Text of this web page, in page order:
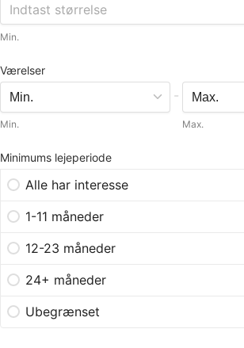
Min.
Værelser
Min.
-
Max.
Minimums lejeperiode
Alle har interesse
1-11 måneder
12-23 måneder
24+ måneder
Ubegrænset